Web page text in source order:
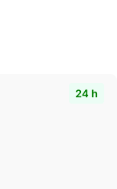
24 h